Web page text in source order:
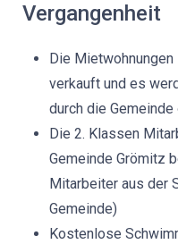
Vergangenheit
Die
verkauft und es
durch die Gemeinde
Die 2. Klassen
Gemeinde Grömitz
Mitarbeiter aus der
Gemeinde)
Kostenlose